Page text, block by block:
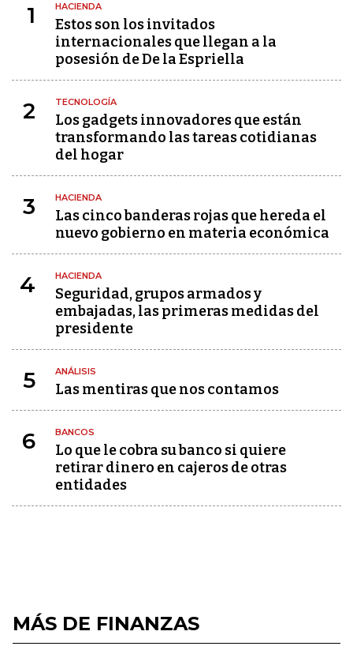
1 HACIENDA
Estos son los invitados
internacionales que llegan a la
posesión de De la Espriella
2 TECNOLOGÍA
Los gadgets innovadores que están
transformando las tareas cotidianas
del hogar
3 HACIENDA
Las cinco banderas rojas que hereda el
nuevo gobierno en materia económica
4 HACIENDA
Seguridad, grupos armados y
embajadas, las primeras medidas del
presidente
5 ANÁLISIS
Las mentiras que nos contamos
6 BANCOS
Lo que le cobra su banco si quiere
retirar dinero en cajeros de otras
entidades
MÁS DE FINANZAS